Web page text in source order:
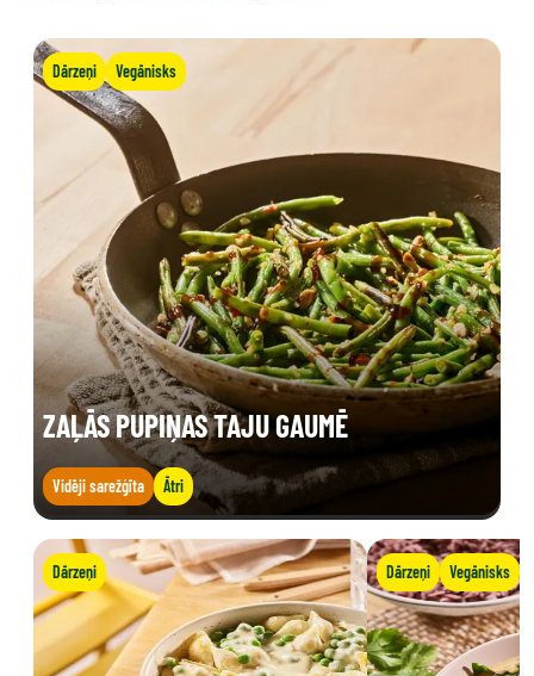
Dārzeņi Vegānisks
ZAĻĀS PUPIŅAS TAJU GAUMĒ
Vidēji sarežģīta Ātri
Dārzeņi Dārzeņi Vegānisks